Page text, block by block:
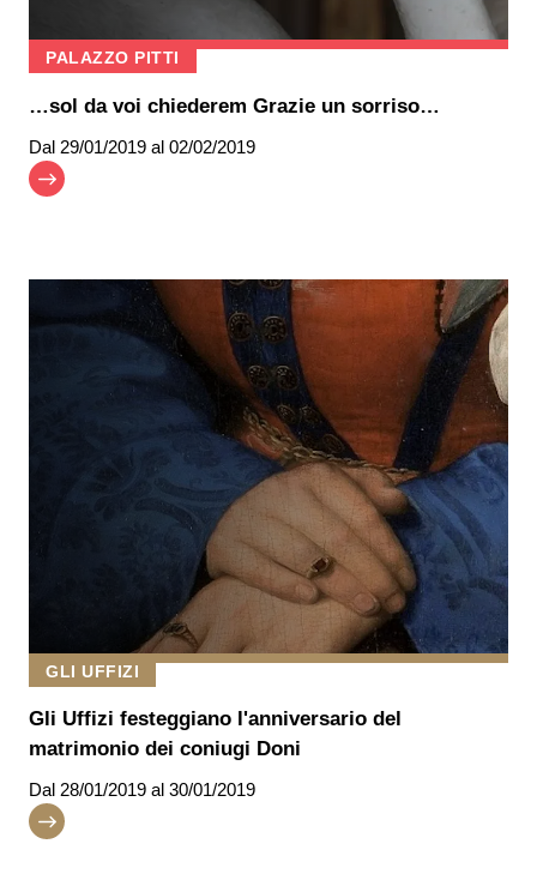
PALAZZO PITTI
…sol da voi chiederem Grazie un sorriso…
Dal 29/01/2019 al 02/02/2019
GLI UFFIZI
Gli Uffizi festeggiano l'anniversario del
matrimonio dei coniugi Doni
Dal 28/01/2019 al 30/01/2019